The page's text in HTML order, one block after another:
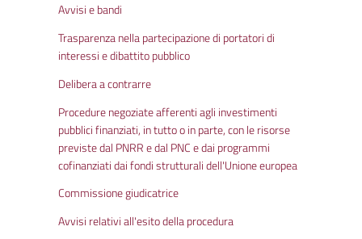
Avvisi e bandi
Trasparenza nella partecipazione di portatori di
interessi e dibattito pubblico
Delibera a contrarre
Procedure negoziate afferenti agli investimenti
pubblici finanziati, in tutto o in parte, con le risorse
previste dal PNRR e dal PNC e dai programmi
cofinanziati dai fondi strutturali dell'Unione europea
Commissione giudicatrice
Avvisi relativi all'esito della procedura